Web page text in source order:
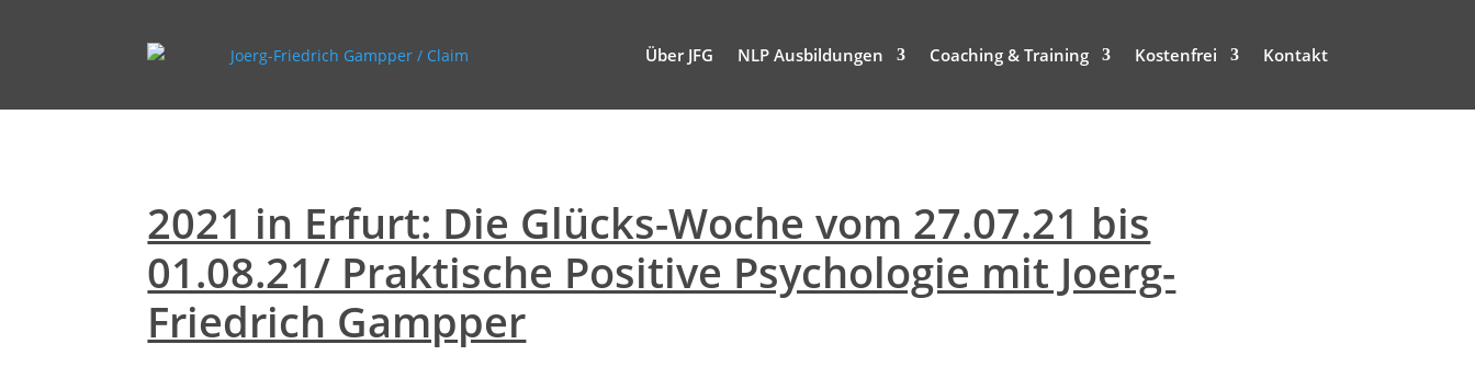
Über JFG NLP Ausbildungen Coaching & Training Kostenfrei Kontakt
2021 in Erfurt: Die Glücks-Woche vom 27.07.21 bis
01.08.21/ Praktische Positive Psychologie mit Joerg-
Friedrich Gampper